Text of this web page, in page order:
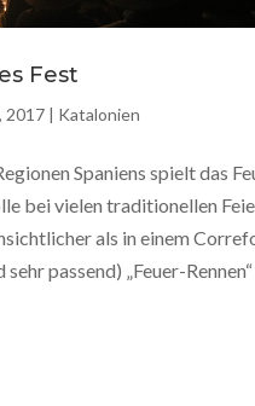
Fest
2017 | Katalonien
Spaniens spielt das
bei vielen traditionellen
als in einem
passend) „Feuer-Rennen“